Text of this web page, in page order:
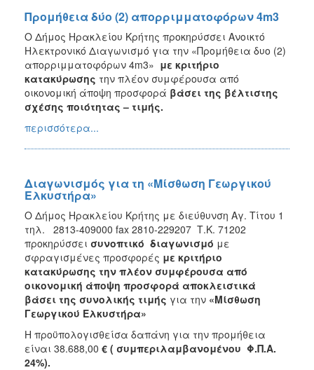
Προμήθεια δύο (2) απορριμματοφόρων 4m3
Ο Δήμος Ηρακλείου Κρήτης προκηρύσσει Ανοικτό
Ηλεκτρονικό Διαγωνισμό για την «Προμήθεια δυο (2)
απορριμματοφόρων 4m3» με κριτήριο
κατακύρωσης την πλέον συμφέρουσα από
οικονομική άποψη προσφορά βάσει της βέλτιστης
σχέσης ποιότητας – τιμής.
περισσότερα...
Διαγωνισμός για τη «Μίσθωση Γεωργικού
Ελκυστήρα»
Ο Δήμος Ηρακλείου Κρήτης με διεύθυνση Αγ. Τίτου 1
τηλ. 2813-409000 fax 2810-229207 Τ.Κ. 71202
προκηρύσσει συνοπτικό διαγωνισμό με
σφραγισμένες προσφορές με κριτήριο
κατακύρωσης την πλέον συμφέρουσα από
οικονομική άποψη προσφορά αποκλειστικά
βάσει της συνολικής τιμής για την «Μίσθωση
Γεωργικού Ελκυστήρα»
Η προϋπολογισθείσα δαπάνη για την προμήθεια
είναι 38.688,00 € ( συμπεριλαμβανομένου Φ.Π.Α.
24%).